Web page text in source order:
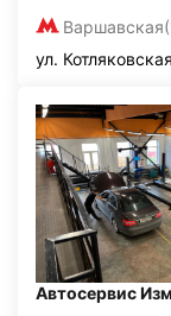
Варшавская
ул.
Автосервис